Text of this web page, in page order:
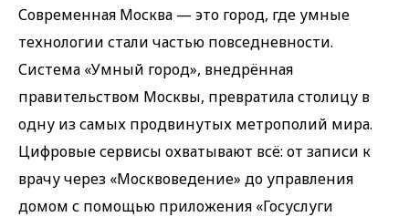
Современная Москва — это город, где умные
технологии стали частью повседневности.
Система «Умный город», внедрённая
правительством Москвы, превратила столицу в
одну из самых продвинутых метрополий мира.
Цифровые сервисы охватывают всё: от записи к
врачу через «Москвоведение» до управления
домом с помощью приложения «Госуслуги